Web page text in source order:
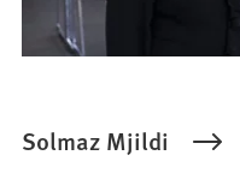
Solmaz Mjildi